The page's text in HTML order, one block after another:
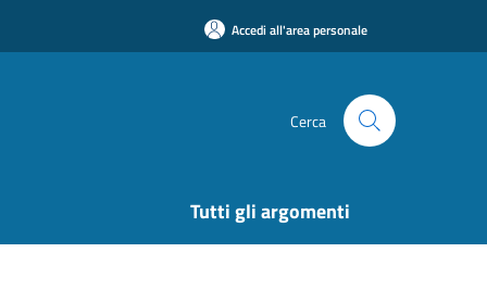
Accedi all'area personale
Cerca
Tutti gli argomenti